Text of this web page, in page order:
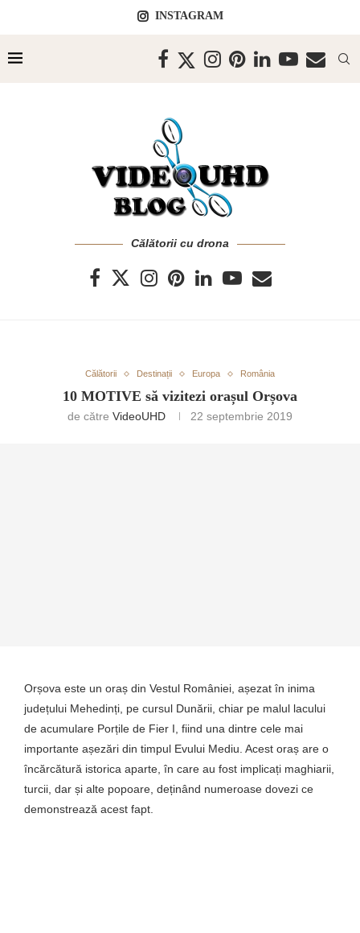
INSTAGRAM
Călătorii cu drona
Călătorii Destinații Europa România
10 MOTIVE să vizitezi orașul Orșova
de către VideoUHD 22 septembrie 2019
Orșova este un oraș din Vestul României, așezat în inima
județului Mehedinți, pe cursul Dunării, chiar pe malul lacului
de acumulare Porțile de Fier I, fiind una dintre cele mai
importante așezări din timpul Evului Mediu. Acest oraș are o
încărcătură istorica aparte, în care au fost implicați maghiarii,
turcii, dar și alte popoare, deținând numeroase dovezi ce
demonstrează acest fapt.